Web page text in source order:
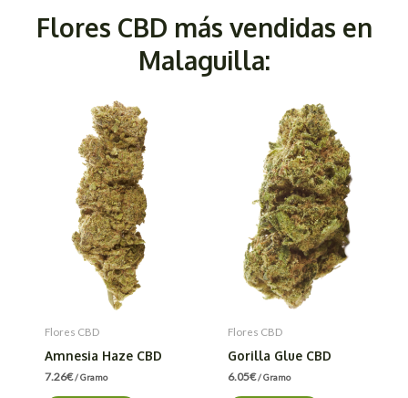
Flores CBD más vendidas en
Malaguilla:
Flores CBD
Amnesia Haze CBD
7.26€/ Gramo
Flores CBD
Gorilla Glue CBD
6.05€/ Gramo